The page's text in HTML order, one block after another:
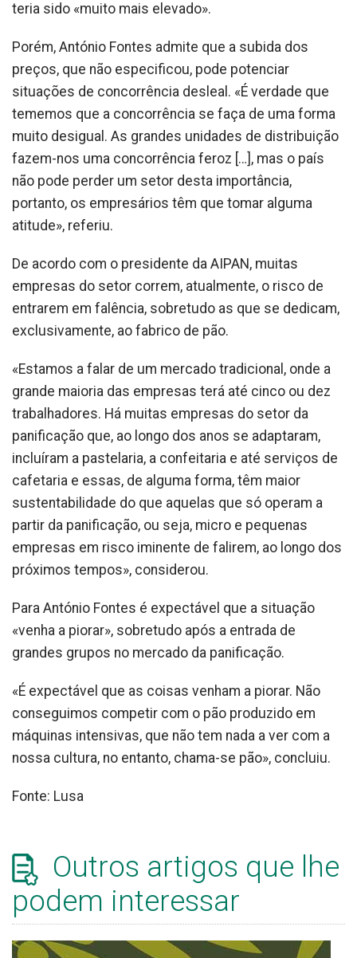
teria sido «muito mais elevado».
Porém, António Fontes admite que a subida dos
preços, que não especificou, pode potenciar
situações de concorrência desleal. «É verdade que
tememos que a concorrência se faça de uma forma
muito desigual. As grandes unidades de distribuição
fazem-nos uma concorrência feroz […], mas o país
não pode perder um setor desta importância,
portanto, os empresários têm que tomar alguma
atitude», referiu.
De acordo com o presidente da AIPAN, muitas
empresas do setor correm, atualmente, o risco de
entrarem em falência, sobretudo as que se dedicam,
exclusivamente, ao fabrico de pão.
«Estamos a falar de um mercado tradicional, onde a
grande maioria das empresas terá até cinco ou dez
trabalhadores. Há muitas empresas do setor da
panificação que, ao longo dos anos se adaptaram,
incluíram a pastelaria, a confeitaria e até serviços de
cafetaria e essas, de alguma forma, têm maior
sustentabilidade do que aquelas que só operam a
partir da panificação, ou seja, micro e pequenas
empresas em risco iminente de falirem, ao longo dos
próximos tempos», considerou.
Para António Fontes é expectável que a situação
«venha a piorar», sobretudo após a entrada de
grandes grupos no mercado da panificação.
«É expectável que as coisas venham a piorar. Não
conseguimos competir com o pão produzido em
máquinas intensivas, que não tem nada a ver com a
nossa cultura, no entanto, chama-se pão», concluiu.
Fonte: Lusa
Outros artigos que lhe
podem interessar